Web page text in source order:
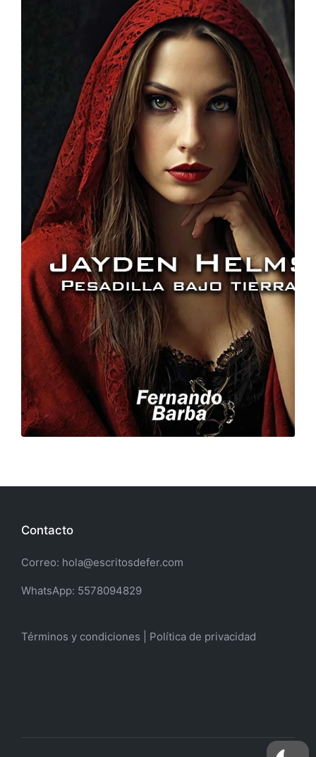
Contacto
Correo: hola@escritosdefer.com
WhatsApp: 5578094829
Términos y condiciones | Política de privacidad